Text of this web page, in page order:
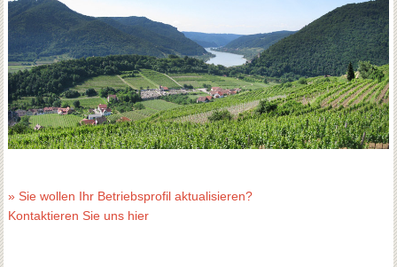
» Sie wollen Ihr Betriebsprofil aktualisieren?
Kontaktieren Sie uns hier